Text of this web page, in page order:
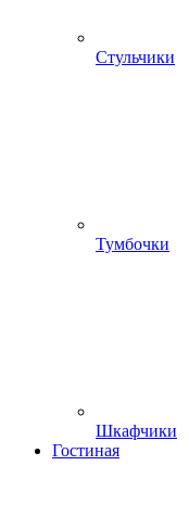
Стульчики
Тумбочки
Шкафчики
Гостиная